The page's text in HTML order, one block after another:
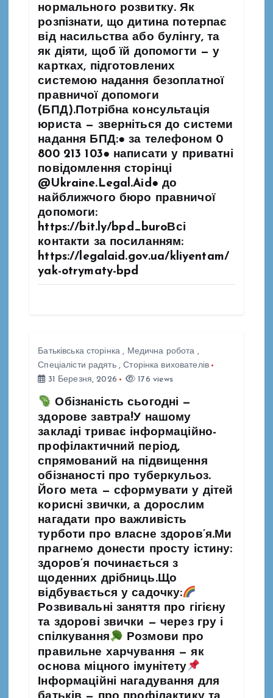
нормального розвитку. Як
розпізнати, що дитина потерпає
від насильства або булінгу, та
як діяти, щоб їй допомогти — у
картках, підготовлених
системою надання безоплатної
правничої допомоги
(БПД).Потрібна консультація
юриста — зверніться до системи
надання БПД:● за телефоном 0
800 213 103● написати у приватні
повідомлення сторінці
@Ukraine.Legal.Aid● до
найближчого бюро правничої
допомоги:
https://bit.ly/bpd_buroВсі
контакти за посиланням:
https://legalaid.gov.ua/kliyentam/
yak-otrymaty-bpd
Батьківська сторінка , Медична робота ,
Спеціалісти радять,Сторінка вихователів
31 Березня, 2026
176 views
Обізнаність сьогодні —
здорове завтра!У нашому
закладі триває інформаційно-
профілактичний період,
спрямований на підвищення
обізнаності про туберкульоз.
Його мета — сформувати у дітей
корисні звички, а дорослим
нагадати про важливість
турботи про власне здоров’я.Ми
прагнемо донести просту істину:
здоров’я починається з
щоденних дрібниць.Що
відбувається у садочку:
Розвивальні заняття про гігієну
та здорові звички — через гру і
спілкування
Розмови про
правильне харчування — як
основа міцного імунітету
Інформаційні нагадування для